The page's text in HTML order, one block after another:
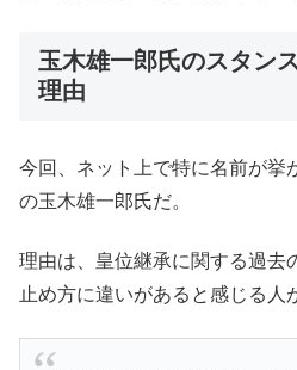
玉木雄一郎氏のスタン
理由
今回、ネット上で特に名前が挙
の玉木雄一郎氏だ。
理由は、皇位継承に関する過去
止め方に違いがあると感じる人